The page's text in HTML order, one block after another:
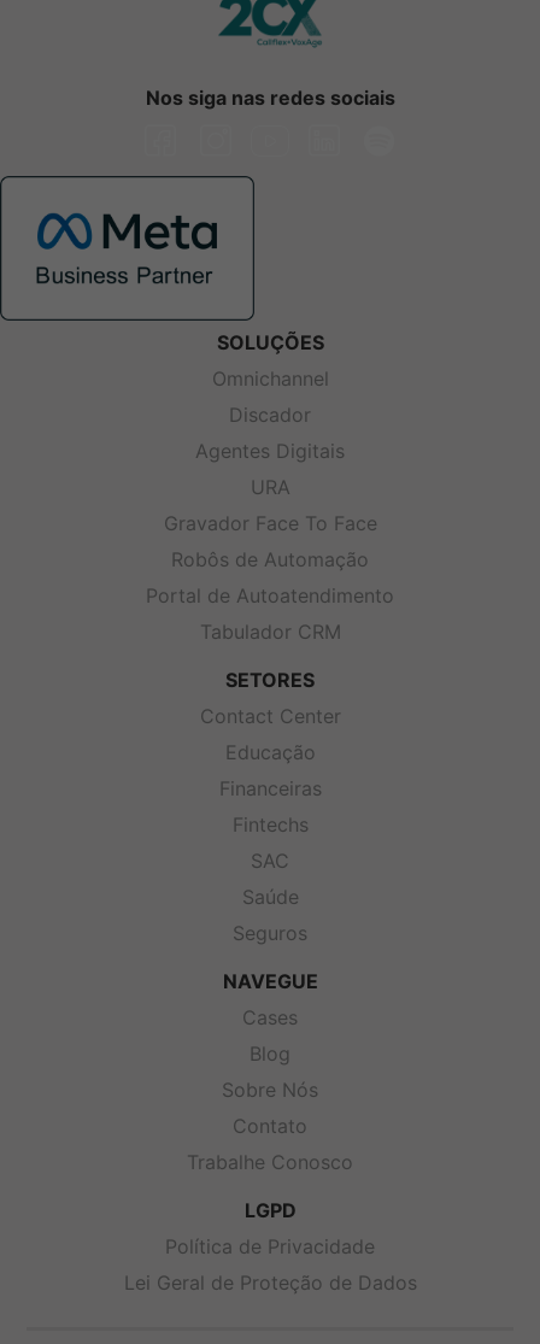
Nos siga nas redes sociais
SOLUÇÕES
Omnichannel
Discador
Agentes Digitais
URA
Gravador Face To Face
Robôs de Automação
Portal de Autoatendimento
Tabulador CRM
SETORES
Contact Center
Educação
Financeiras
Fintechs
SAC
Saúde
Seguros
NAVEGUE
Cases
Blog
Sobre Nós
Contato
Trabalhe Conosco
LGPD
Política de Privacidade
Lei Geral de Proteção de Dados